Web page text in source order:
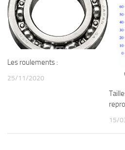
Les roulements :
25/11/2020
15/